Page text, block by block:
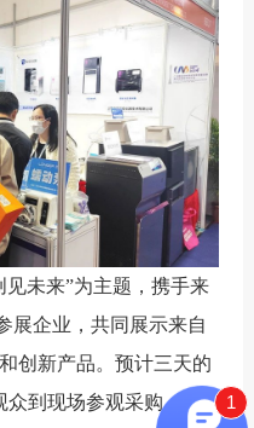
未来”为主题，携手来
展企业，共同展示来自
创新产品。预计三天的
众到现场参观采购，为
1